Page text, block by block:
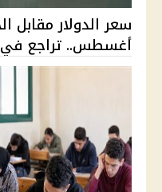
أغسطس.. تراجع في 10 بنوك وارت...